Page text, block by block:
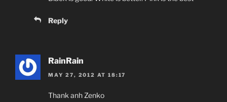
Reply
RainRain
MAY 27, 2012 AT 18:17
Thank anh Zenko